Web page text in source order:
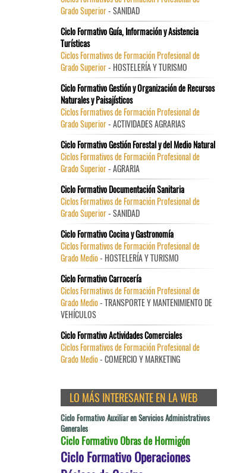
Grado Superior- SANIDAD
Ciclo Formativo Guía, Información y Asistencia
Turísticas
Ciclos Formativos de Formación Profesional de
Grado Superior- HOSTELERÍA Y TURISMO
Ciclo Formativo Gestión y Organización de Recursos
Naturales y Paisajísticos
Ciclos Formativos de Formación Profesional de
Grado Superior- ACTIVIDADES AGRARIAS
Ciclo Formativo Gestión Forestal y del Medio Natural
Ciclos Formativos de Formación Profesional de
Grado Superior- AGRARIA
Ciclo Formativo Documentación Sanitaria
Ciclos Formativos de Formación Profesional de
Grado Superior- SANIDAD
Ciclo Formativo Cocina y Gastronomía
Ciclos Formativos de Formación Profesional de
Grado Medio- HOSTELERÍA Y TURISMO
Ciclo Formativo Carrocería
Ciclos Formativos de Formación Profesional de
Grado Medio- TRANSPORTE Y MANTENIMIENTO DE
VEHÍCULOS
Ciclo Formativo Actividades Comerciales
Ciclos Formativos de Formación Profesional de
Grado Medio- COMERCIO Y MARKETING
LO MÁS INTERESANTE EN LA WEB
Ciclo Formativo Auxiliar en Servicios Administrativos
Generales
Ciclo Formativo Obras de Hormigón
Ciclo Formativo Operaciones